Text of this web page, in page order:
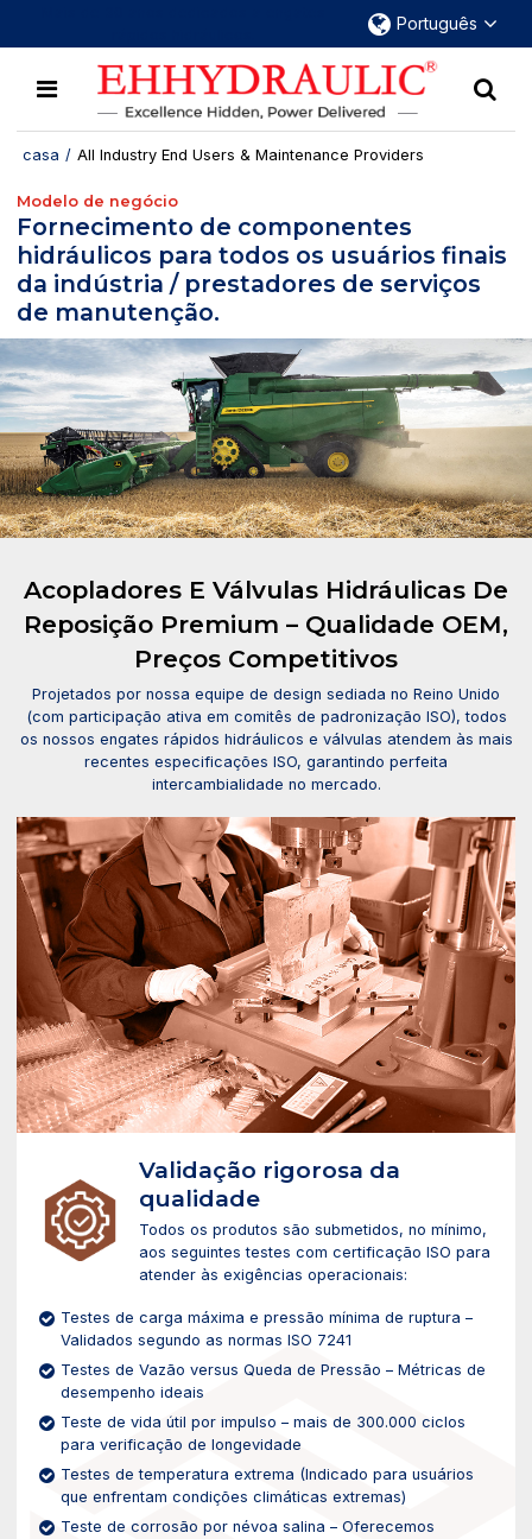
Português
casa / All Industry End Users & Maintenance Providers
Modelo de negócio
Fornecimento de componentes
hidráulicos para todos os usuários finais
da indústria / prestadores de serviços
de manutenção.
Acopladores E Válvulas Hidráulicas De
Reposição Premium – Qualidade OEM,
Preços Competitivos
Projetados por nossa equipe de design sediada no Reino Unido
(com participação ativa em comitês de padronização ISO), todos
os nossos engates rápidos hidráulicos e válvulas atendem às mais
recentes especificações ISO, garantindo perfeita
intercambialidade no mercado.
Validação rigorosa da
qualidade
Todos os produtos são submetidos, no mínimo,
aos seguintes testes com certificação ISO para
atender às exigências operacionais:
Testes de carga máxima e pressão mínima de ruptura –
Validados segundo as normas ISO 7241
Testes de Vazão versus Queda de Pressão – Métricas de
desempenho ideais
Teste de vida útil por impulso – mais de 300.000 ciclos
para verificação de longevidade
Testes de temperatura extrema (Indicado para usuários
que enfrentam condições climáticas extremas)
Teste de corrosão por névoa salina – Oferecemos